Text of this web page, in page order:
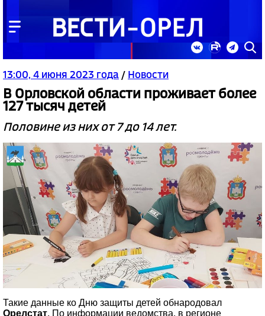
13:00, 4 июня 2023 года / Новости
В Орловской области проживает более
127 тысяч детей
Половине из них от 7 до 14 лет.
Такие данные ко Дню защиты детей обнародовал
Орелстат. По информации ведомства, в регионе